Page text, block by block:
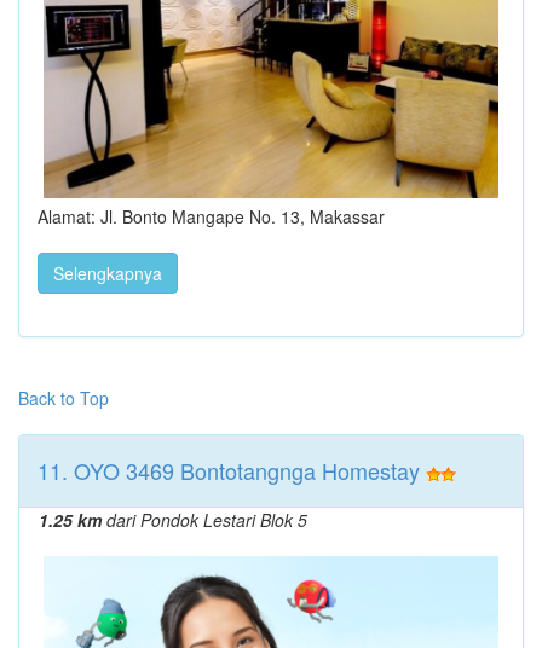
Alamat: Jl. Bonto Mangape No. 13, Makassar
Selengkapnya
Back to Top
11. OYO 3469 Bontotangnga Homestay
1.25 kmdari Pondok Lestari Blok 5